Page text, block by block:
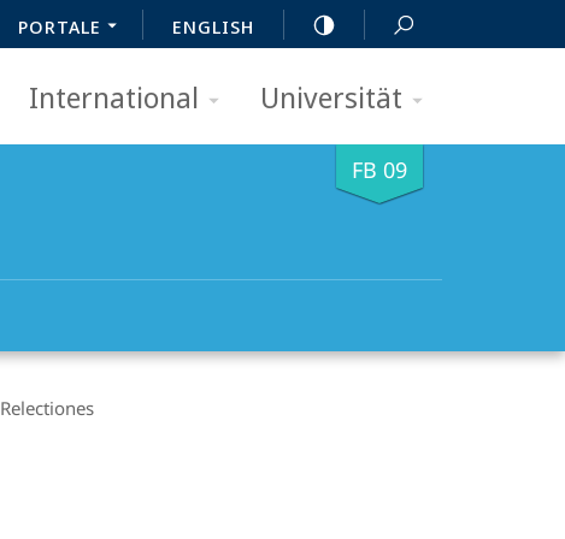
PORTALE ENGLISH
International Universität
FB 09
Relectiones